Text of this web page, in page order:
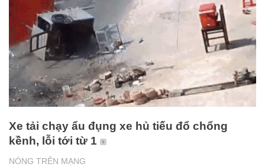
NÓNG TRÊN MẠNG
Xe tải chạy ẩu đụng xe hủ tiếu đổ chổng
kềnh, lỗi tới từ 1